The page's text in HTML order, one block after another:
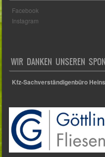
Facebook
Instagram
WIR DANKEN UNSEREN
Kfz-Sachverständigenbüro